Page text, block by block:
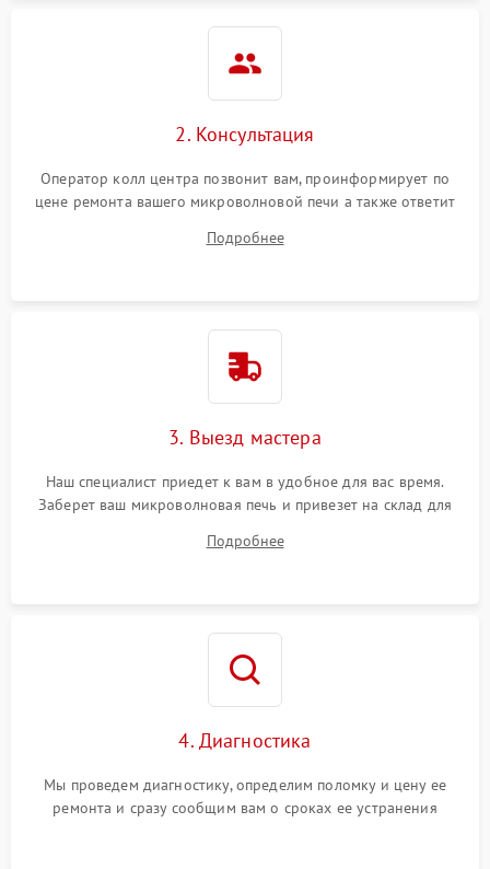
2. Консультация
Оператор колл центра позвонит вам, проинформирует по
цене ремонта вашего микроволновой печи а также ответит
Подробнее
3. Выезд мастера
Наш специалист приедет к вам в удобное для вас время.
Заберет ваш микроволновая печь и привезет на склад для
Подробнее
4. Диагностика
Мы проведем диагностику, определим поломку и цену ее
ремонта и сразу сообщим вам о сроках ее устранения